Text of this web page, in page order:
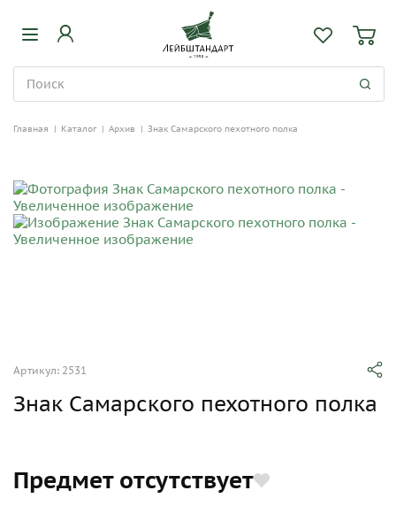
Главная | Каталог | Архив | Знак Самарского пехотного полка
Артикул: 2531
Знак Самарского пехотного полка
Предмет отсутствует